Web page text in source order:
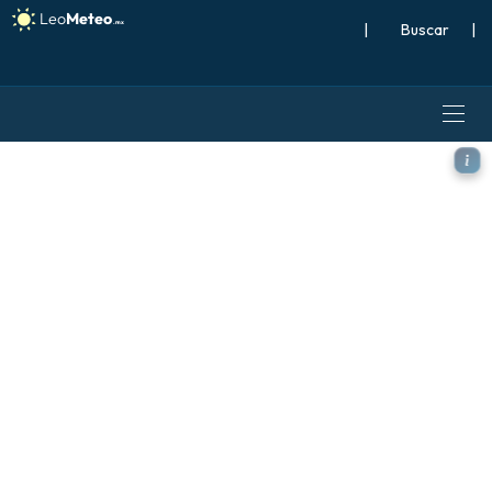
| |
ICON Alemania 2 km